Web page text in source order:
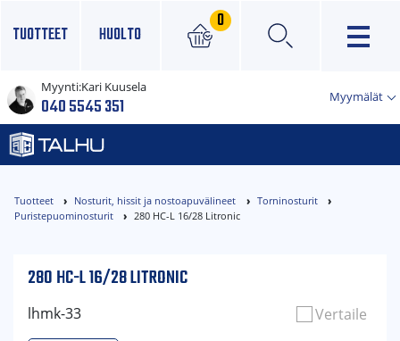
TUOTTEET HUOLTO
0
×
Myynti:Kari Kuusela
040 5545 351 Myymälät
Tuotteet Nosturit, hissit ja nostoapuvälineet
Torninosturit
Puristepuominosturit
280 HC-L 16/28 Litronic
280 HC-L 16/28 LITRONIC
lhmk-33 Vertaile